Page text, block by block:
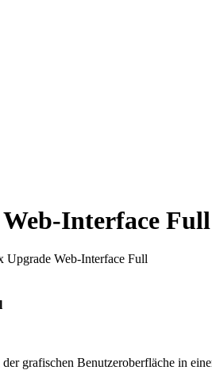
Interface Full
Upgrade Web-Interface Full
grafischen Benutzeroberfläche in